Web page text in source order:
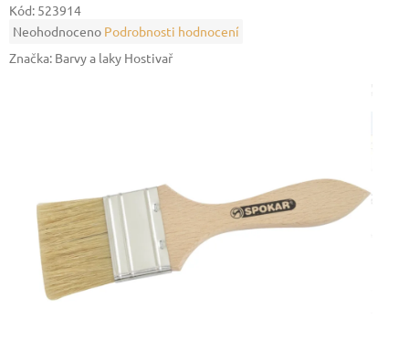
Kód: 523914
Průměrné
produktu
Neohodnoceno Podrobnosti hodnocení
Značka: Barvy a laky Hostivař